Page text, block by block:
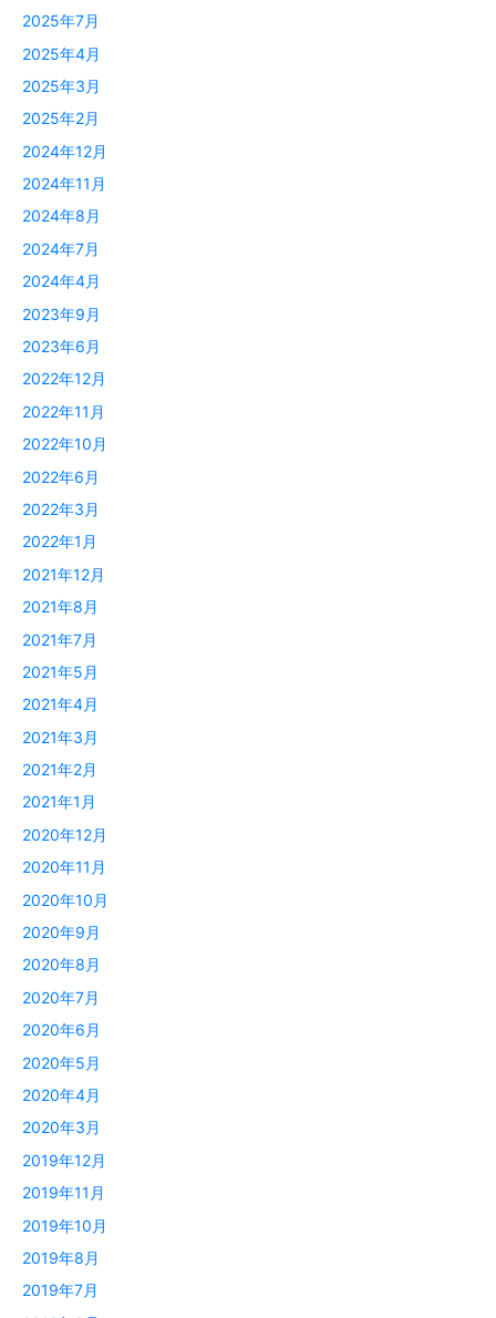
2025年7月
2025年4月
2025年3月
2025年2月
2024年12月
2024年11月
2024年8月
2024年7月
2024年4月
2023年9月
2023年6月
2022年12月
2022年11月
2022年10月
2022年6月
2022年3月
2022年1月
2021年12月
2021年8月
2021年7月
2021年5月
2021年4月
2021年3月
2021年2月
2021年1月
2020年12月
2020年11月
2020年10月
2020年9月
2020年8月
2020年7月
2020年6月
2020年5月
2020年4月
2020年3月
2019年12月
2019年11月
2019年10月
2019年8月
2019年7月